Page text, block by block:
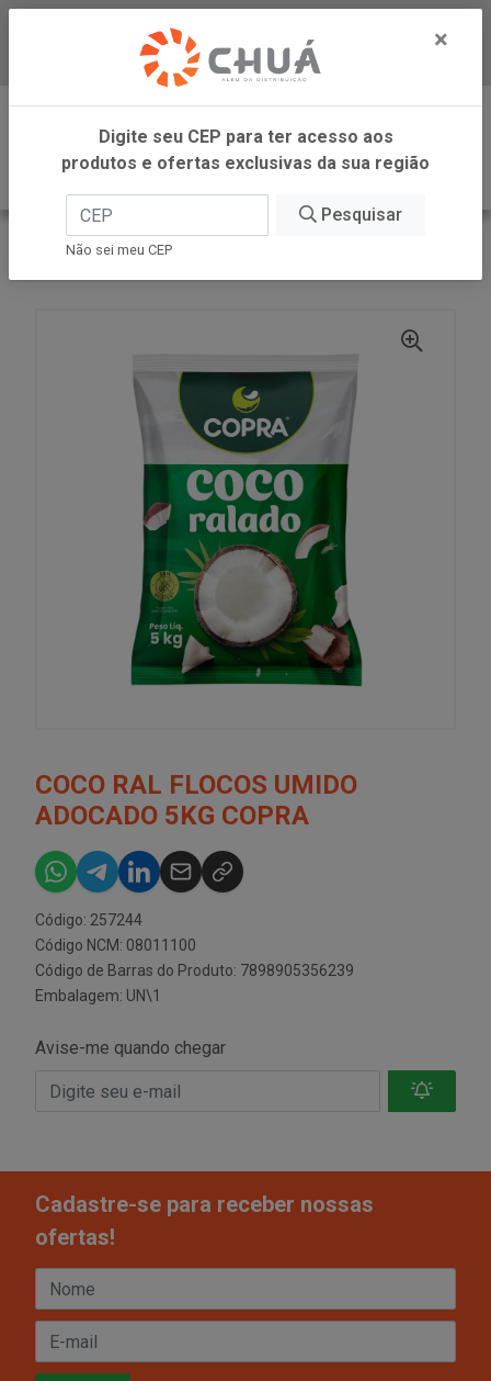
Baixe já nosso APP
0
INÍCIO
COPRA ALIMENTOS
COCO RAL FLOCOS UMIDO
ADOCADO 5KG COPRA
Código: 257244
Código NCM: 08011100
Código de Barras do Produto: 7898905356239
Embalagem: UN\1
Avise-me quando chegar
Cadastre-se para receber nossas
ofertas!
×
Digite seu CEP para ter acesso aos
produtos e ofertas exclusivas da sua região
Pesquisar
Não sei meu CEP